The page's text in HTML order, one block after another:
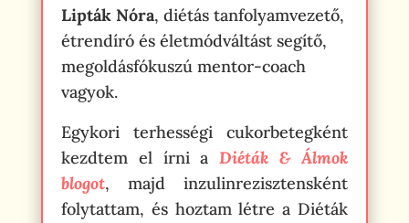
Lipták Nóra, diétás tanfolyamvezető,
étrendíró és életmódváltást segítő,
megoldásfókuszú mentor-coach
vagyok.
Egykori terhességi cukorbetegként
kezdtem el írni aDiéták & Álmok
blogot, majd inzulinrezisztensként
folytattam, és hoztam létre a Diéták